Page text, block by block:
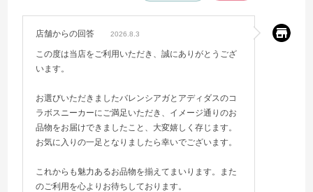
店舗からの回答 2026.8.3
この度は当店をご利用いただき、誠にありがとうござ
います。
お選びいただきましたバレンシアガとアディダスのコ
ラボスニーカーにご満足いただき、イメージ通りのお
品物をお届けできましたこと、大変嬉しく存じます。
お気に入りの一足となりましたら幸いでございます。
これからも魅力あるお品物を揃えてまいります。また
のご利用を心よりお待ちしております。